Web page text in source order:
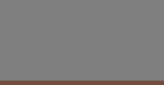
Påverkansarbete